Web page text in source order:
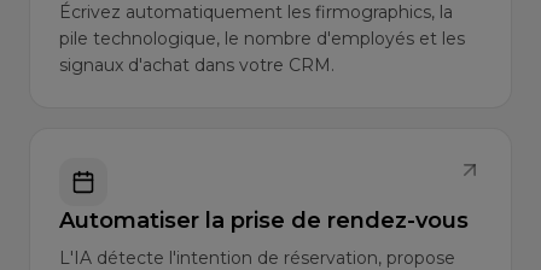
Écrivez automatiquement les firmographics, la
pile technologique, le nombre d'employés et les
signaux d'achat dans votre CRM.
Automatiser la prise de rendez-vous
L'IA détecte l'intention de réservation, propose